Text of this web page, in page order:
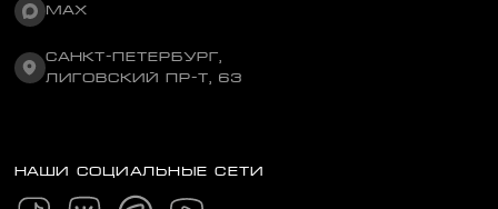
MAX
САНКТ-ПЕТЕРБУРГ,
ЛИГОВСКИЙ ПР-Т, 63
НАШИ СОЦИАЛЬНЫЕ СЕТИ